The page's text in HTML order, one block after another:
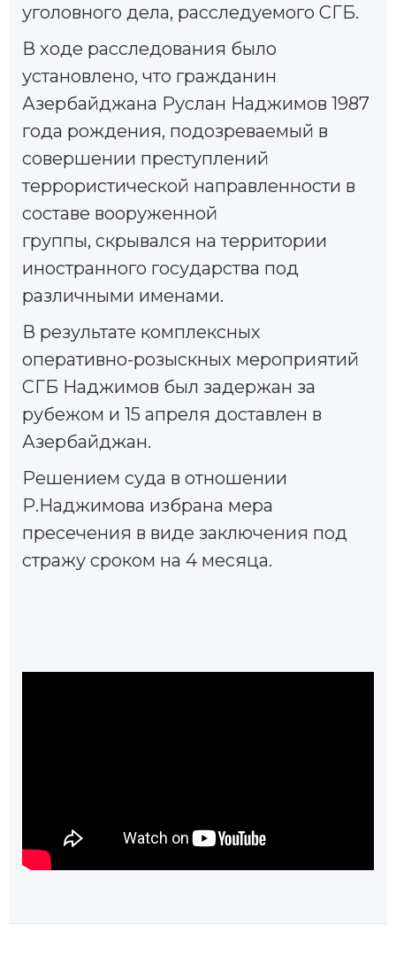
уголовного дела, расследуемого СГБ.
В ходе расследования было
установлено, что гражданин
Азербайджана Руслан Наджимов 1987
года рождения, подозреваемый в
совершении преступлений
террористической направленности в
составе вооруженной
группы, скрывался на территории
иностранного государства под
различными именами.
В результате комплексных
оперативно-розыскных мероприятий
СГБ Наджимов был задержан за
рубежом и 15 апреля доставлен в
Азербайджан.
Решением суда в отношении
Р.Наджимова избрана мера
пресечения в виде заключения под
стражу сроком на 4 месяца.